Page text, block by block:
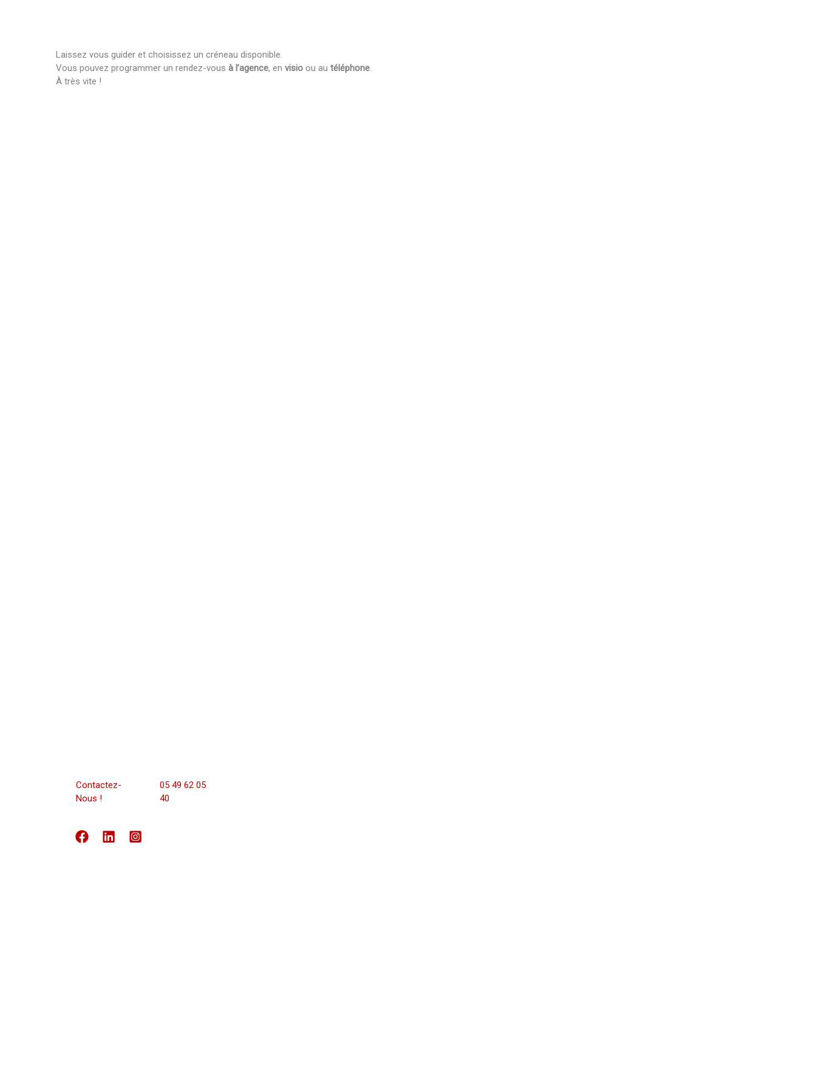
Laissez vous guider et choisissez un créneau disponible.
Vous pouvez programmer un rendez-vous à l’agence, en visio ou au téléphone.
À très vite !
Contactez-
Nous !
05 49 62 05
40